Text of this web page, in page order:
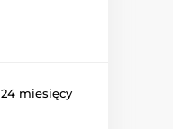
24 miesięcy